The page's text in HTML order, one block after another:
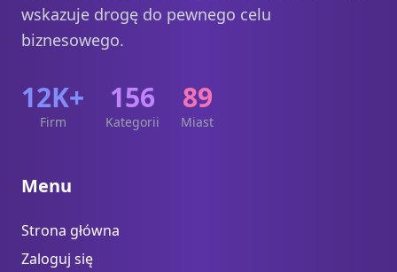
wskazuje drogę do pewnego celu
biznesowego.
12K+
Firm
156
Kategorii
89
Miast
Menu
Strona główna
Zaloguj się